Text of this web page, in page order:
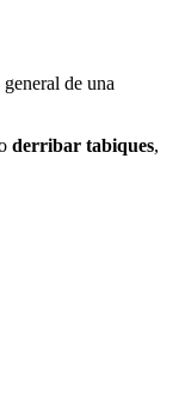
de una
derribar tabiques,